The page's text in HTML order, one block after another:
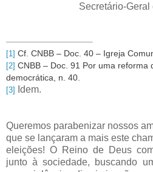
Secretário-Geral
[1] Cf. CNBB – Doc. 40 – Igreja
[2] CNBB – Doc. 91 Por uma reforma
democrática, n. 40.
[3] Idem.
Queremos parabenizar nossos
que se lançaram a mais este
eleições! O Reino de Deus
junto à sociedade, buscando